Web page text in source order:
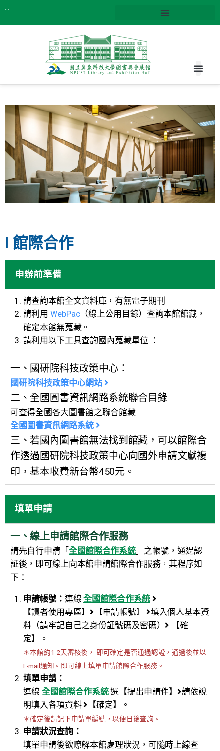
:::
:::
I 館際合作
申辦前準備
請查詢本館全文資料庫，有無電子期刊
請利用 WebPac（線上公用目錄）查詢本館館藏，
確定本館無蒐藏。
請利用以下工具查詢國內蒐藏單位 ：
一、國研院科技政策中心：
國研院科技政策中心網站
二、全國圖書資訊網路系統聯合目錄
可查得全國各大圖書館之聯合館藏
全國圖書資訊網路系統
三、若國內圖書館無法找到館藏，可以館際合
作透過國研院科技政策中心向國外申請文獻複
印，基本收費新台幣450元。
填單申請
一、線上申請館際合作服務
請先自行申請「全國館際合作系統 」之帳號，通過認
証後，即可線上向本館申請館際合作服務，其程序如
下：
申請帳號： 連線 全國館際合作系統
【讀者使用專區】
【申請帳號】
填入個人基本資
料（請牢記自己之身份証號碼及密碼）
【確
定】。
＊本館約1-2天審核後， 即可確定是否通過認證，通過後並以
E-mail通知。即可線上填單申請館際合作服務。
填單申請：
連線 全國館際合作系統選【提出申請件】
請依說
明填入各項資料
【確定】。
＊確定後請記下申請單編號，以便日後查詢。
申請狀況查詢：
填單申請後欲瞭解本館處理狀況，可隨時上線查